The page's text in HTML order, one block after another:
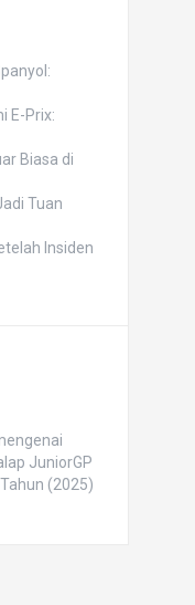
E-Prix:
Biasa di
Tuan
Insiden
JuniorGP
(2025)